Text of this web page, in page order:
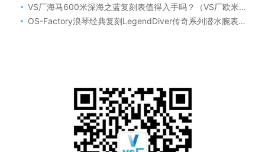
VS厂海马600米深海之蓝复刻表值得入手吗？（VS厂欧米茄海马600米深海之蓝复刻表细节做工评测）
OS-Factory浪琴经典复刻LegendDiver传奇系列潜水腕表评测